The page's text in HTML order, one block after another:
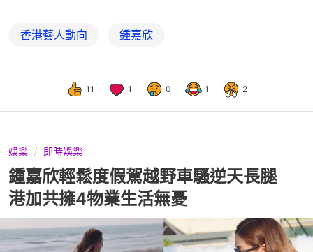
香港藝人動向 鍾嘉欣
11 1 0 1 2
娛樂 即時娛樂
鍾嘉欣輕鬆度假駕越野車騷逆天長腿
港加共擁4物業生活無憂